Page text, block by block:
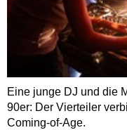
Eine junge DJ und die
90er: Der Vierteiler
Coming-of-Age.